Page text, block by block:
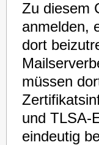
Zu diesem
anmelden,
dort
müssen
und TLSA-
eindeutig